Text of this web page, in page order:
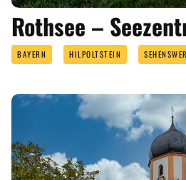
Rothsee –
BAYERN HILPOLTSTEIN